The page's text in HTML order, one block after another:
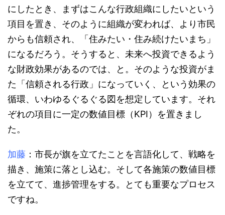
にしたとき、まずはこんな行政組織にしたいという
項目を置き、そのように組織が変われば、より市民
からも信頼され、「住みたい・住み続けたいまち」
になるだろう。そうすると、未来へ投資できるよう
な財政効果があるのでは、と。そのような投資がま
た「信頼される行政」になっていく、という効果の
循環、いわゆるぐるぐる図を想定しています。それ
ぞれの項目に一定の数値目標（KPI）を置きまし
た。
加藤 ：市長が旗を立てたことを言語化して、戦略を
描き、施策に落とし込む。そして各施策の数値目標
を立てて、進捗管理をする。とても重要なプロセス
ですね。